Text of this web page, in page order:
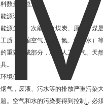
料数量的总量表。
能源计量
能源分为一次能源（煤炭、原油、煤
工质（压缩空气、氧、氮、氢、水）
的重要组成部分，水、人工燃气、天
具。
环境保护
烟气，废液、污水等的排放严重污染
题。空气和水的污染要得到控制，必